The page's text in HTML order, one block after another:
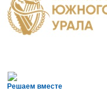
Решаем вместе